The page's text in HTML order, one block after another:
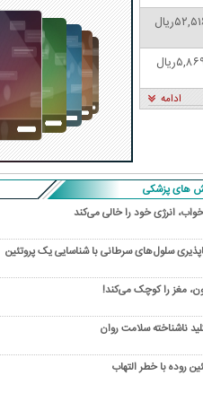
ادامه
های پزشکی
انرژی خود را خالی می‌کند
سلول‌های سرطانی با شناسایی یک پروتئین
مغز را کوچک می‌کند!
ناشناخته سلامت روان
روده با خطر التهاب